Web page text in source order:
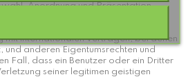
Anordnung und Präsentation
audiovisuelles Material und Grafiken,
geschützt ist und andere legitime
mit internationalen Verträgen, bei denen
anderen Eigentumsrechten und
Fall, dass ein Benutzer oder ein Dritter
seiner legitimen geistigen